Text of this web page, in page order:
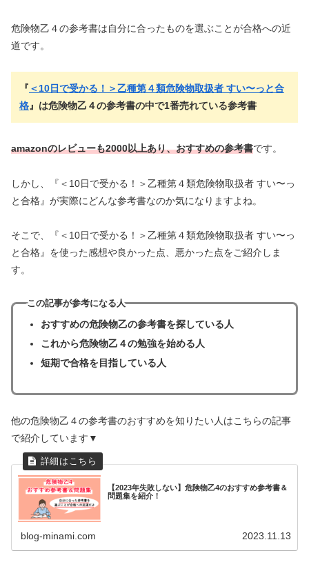
危険物乙４の参考書は自分に合ったものを選ぶことが合格への近
道です。
『 ＜10日で受かる！＞乙種第４類危険物取扱者 すい〜っと合
格』は危険物乙４の参考書の中で1番売れている参考書
amazonのレビューも2000以上あり、おすすめの参考書です。
しかし、『＜10日で受かる！＞乙種第４類危険物取扱者 すい〜っ
と合格』が実際にどんな参考書なのか気になりますよね。
そこで、『＜10日で受かる！＞乙種第４類危険物取扱者 すい〜っ
と合格』を使った感想や良かった点、悪かった点をご紹介しま
す。
この記事が参考になる人
おすすめの危険物乙の参考書を探している人
これから危険物乙４の勉強を始める人
短期で合格を目指している人
他の危険物乙４の参考書のおすすめを知りたい人はこちらの記事
で紹介しています▼
【2023年失敗しない】危険物乙4のおすすめ参考書＆
問題集を紹介！
blog-minami.com 2023.11.13